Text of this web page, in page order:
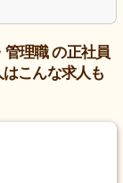
管理職 の正社員
こんな求人も